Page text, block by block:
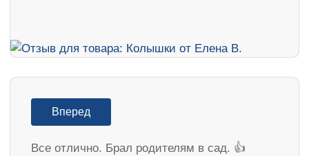
Вперед
Все отлично. Брал родителям в сад. 👍